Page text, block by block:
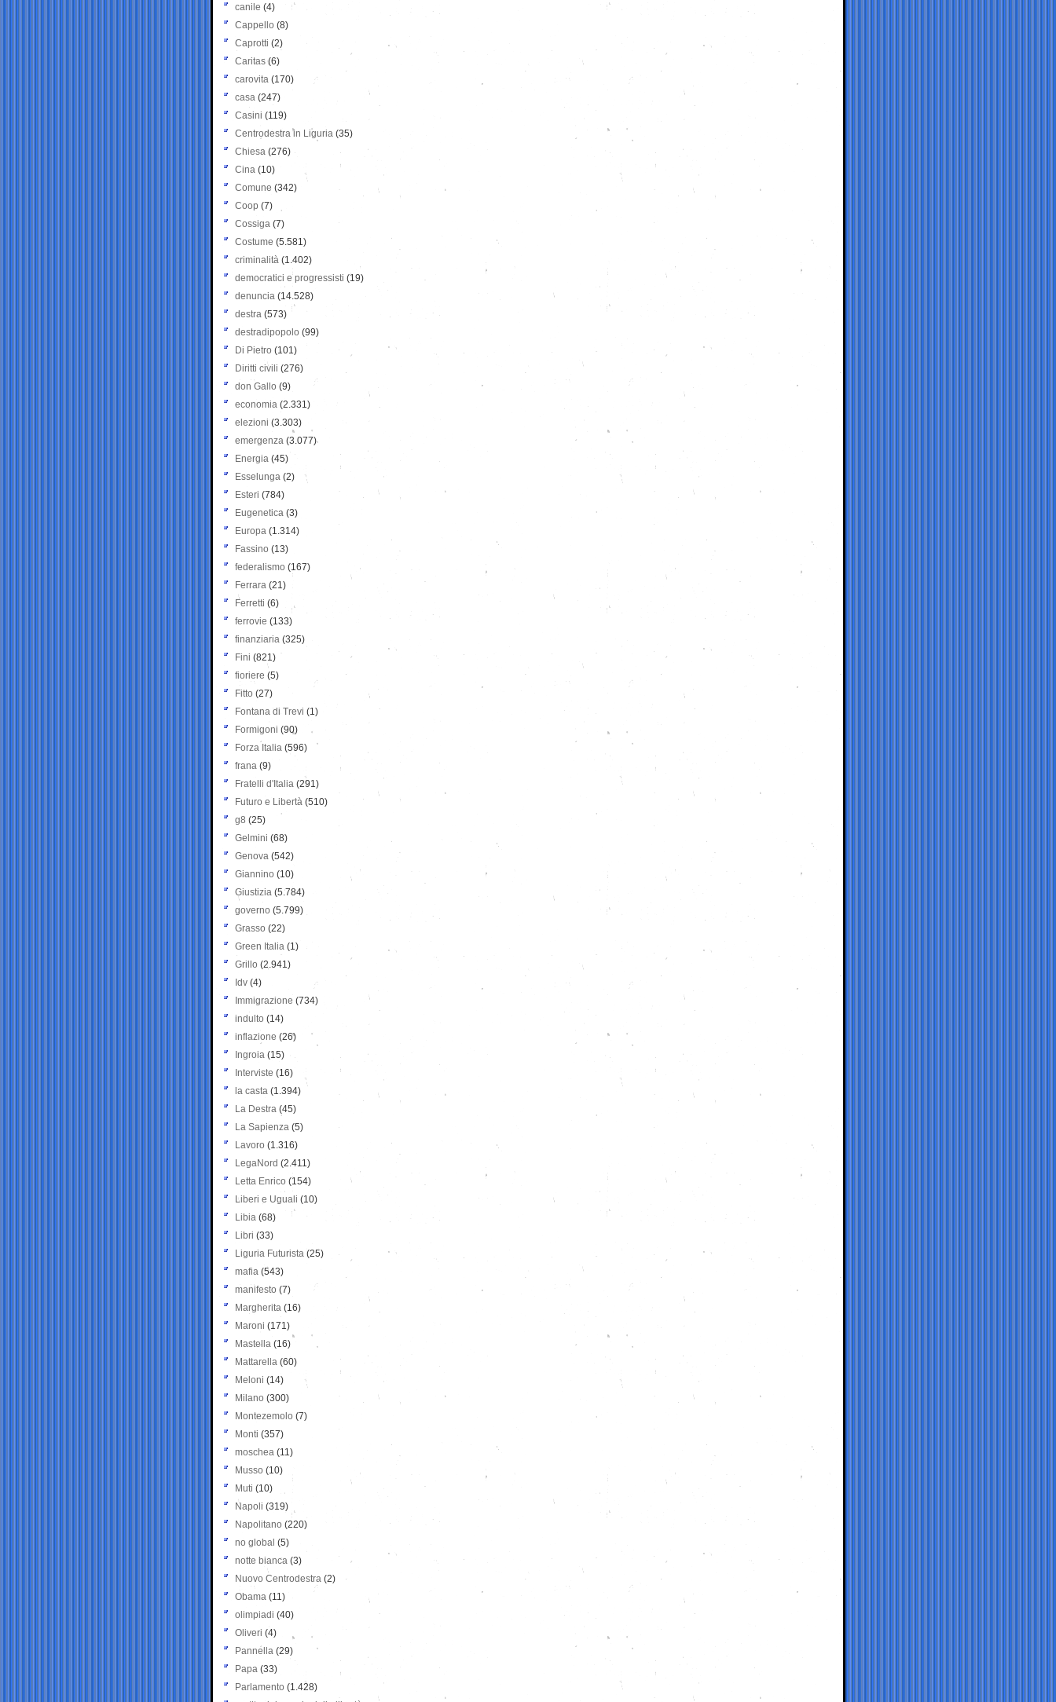
canile (4)
Cappello (8)
Caprotti (2)
Caritas (6)
carovita (170)
casa (247)
Casini (119)
Centrodestra in Liguria (35)
Chiesa (276)
Cina (10)
Comune (342)
Coop (7)
Cossiga (7)
Costume (5.581)
criminalità (1.402)
democratici e progressisti (19)
denuncia (14.528)
destra (573)
destradipopolo (99)
Di Pietro (101)
Diritti civili (276)
don Gallo (9)
economia (2.331)
elezioni (3.303)
emergenza (3.077)
Energia (45)
Esselunga (2)
Esteri (784)
Eugenetica (3)
Europa (1.314)
Fassino (13)
federalismo (167)
Ferrara (21)
Ferretti (6)
ferrovie (133)
finanziaria (325)
Fini (821)
fioriere (5)
Fitto (27)
Fontana di Trevi (1)
Formigoni (90)
Forza Italia (596)
frana (9)
Fratelli d'Italia (291)
Futuro e Libertà (510)
g8 (25)
Gelmini (68)
Genova (542)
Giannino (10)
Giustizia (5.784)
governo (5.799)
Grasso (22)
Green Italia (1)
Grillo (2.941)
Idv (4)
Immigrazione (734)
indulto (14)
inflazione (26)
Ingroia (15)
Interviste (16)
la casta (1.394)
La Destra (45)
La Sapienza (5)
Lavoro (1.316)
LegaNord (2.411)
Letta Enrico (154)
Liberi e Uguali (10)
Libia (68)
Libri (33)
Liguria Futurista (25)
mafia (543)
manifesto (7)
Margherita (16)
Maroni (171)
Mastella (16)
Mattarella (60)
Meloni (14)
Milano (300)
Montezemolo (7)
Monti (357)
moschea (11)
Musso (10)
Muti (10)
Napoli (319)
Napolitano (220)
no global (5)
notte bianca (3)
Nuovo Centrodestra (2)
Obama (11)
olimpiadi (40)
Oliveri (4)
Pannella (29)
Papa (33)
Parlamento (1.428)